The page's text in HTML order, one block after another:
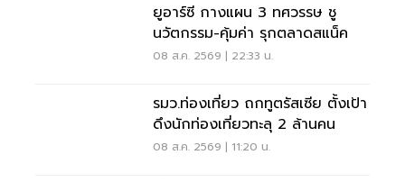
ยูอาร์ซี กางแผน 3 ทศวรรษ ชู
นวัตกรรม-คุ้มค่า รุกตลาดสแน็ค
08 ส.ค. 2569 | 22:33 น.
รมว.ท่องเที่ยว ถกทูตรัสเซีย ตั้งเป้า
ดึงนักท่องเที่ยวทะลุ 2 ล้านคน
08 ส.ค. 2569 | 11:20 น.